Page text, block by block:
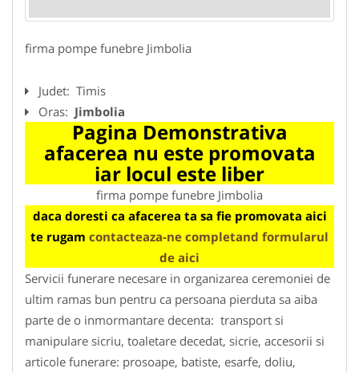
firma pompe funebre Jimbolia
Judet: Timis
Oras: Jimbolia
Pagina Demonstrativa
afacerea nu este promovata
iar locul este liber
firma pompe funebre Jimbolia
daca doresti ca afacerea ta sa fie promovata aici
te rugam contacteaza-ne completand formularul
de aici
Servicii funerare necesare in organizarea ceremoniei de
ultim ramas bun pentru ca persoana pierduta sa aiba
parte de o inmormantare decenta: transport si
manipulare sicriu, toaletare decedat, sicrie, accesorii si
articole funerare: prosoape, batiste, esarfe, doliu,